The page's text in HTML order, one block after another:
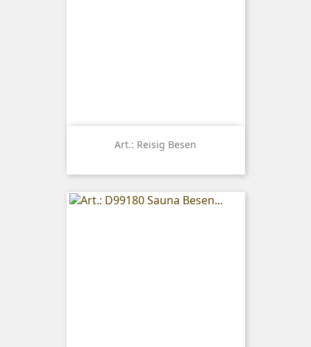
Art.: Reisig Besen